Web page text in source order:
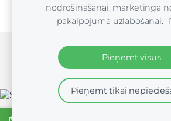
Sīkdatnes
Xiaomi,
nodrošināšanai, mārketinga
pakalpojuma uzlabošanai.
Pieņemt visus
Pieņemt tikai